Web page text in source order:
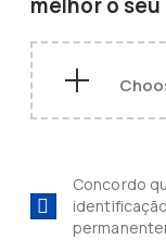
melhor o
Concordo